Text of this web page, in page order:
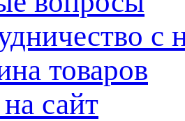
с
товаров
сайт